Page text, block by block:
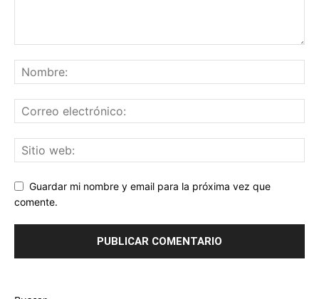
Guardar mi nombre y email para la próxima vez que
comente.